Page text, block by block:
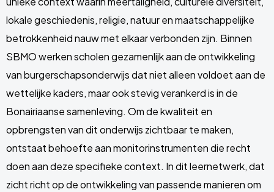
lokale geschiedenis, religie, natuur en maatschappelijke
betrokkenheid nauw met elkaar verbonden zijn. Binnen
SBMO werken scholen gezamenlijk aan de ontwikkeling
van burgerschapsonderwijs dat niet alleen voldoet aan de
wettelijke kaders, maar ook stevig verankerd is in de
Bonairiaanse samenleving. Om de kwaliteit en
opbrengsten van dit onderwijs zichtbaar te maken,
ontstaat behoefte aan monitorinstrumenten die recht
doen aan deze specifieke context. In dit leernetwerk, dat
zicht richt op de ontwikkeling van passende manieren om